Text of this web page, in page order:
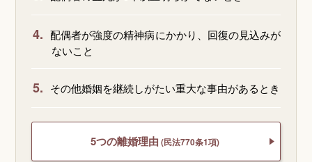
4. 配偶者が強度の精神病にかかり、回復の見込みが
ないこと
5. その他婚姻を継続しがたい重大な事由があるとき
5つの離婚理由 (民法770条1項)